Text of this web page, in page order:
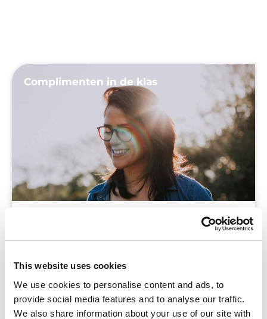
This website uses cookies
We use cookies to personalise content and ads, to
provide social media features and to analyse our traffic.
We also share information about your use of our site with
Complimenten in de klas
Wat zie je er mooi uit vandaag! Ik ben alvast even
aan het oefenen, want op 1 maart is het
Nationale Complimentendag. Een mooie
gelegenheid